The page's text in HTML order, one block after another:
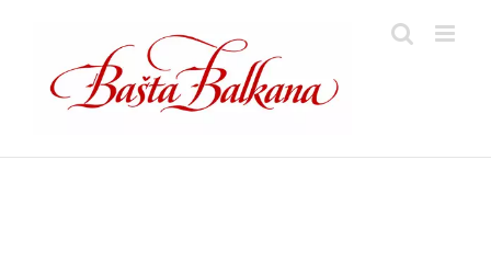
content